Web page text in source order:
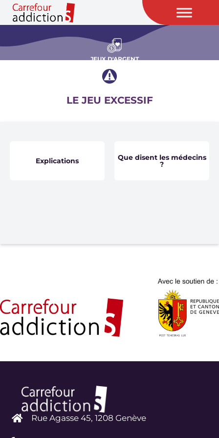
JEUX D'ARGENT
LE JEU EXCESSIF
Explications Que disent les médecins
?
Rue Agasse 45, 1208 Genève